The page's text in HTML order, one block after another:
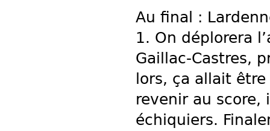
Au final :
1. On déplorera
Gaillac-Castres,
lors, ça allait
revenir au
échiquiers.